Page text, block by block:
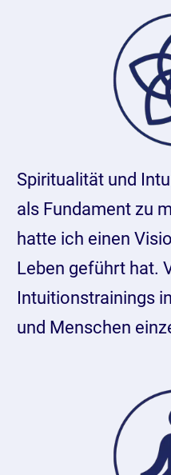
Spiritualität und
als Fundament zu
hatte ich einen
Leben geführt hat.
Intuitionstrainings
und Menschen